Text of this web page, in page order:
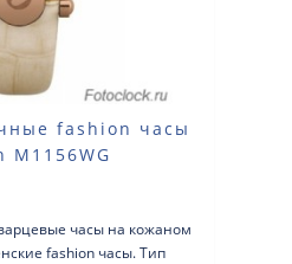
fashion часы
M1156WG
часы на кожаном
fashion часы. Тип